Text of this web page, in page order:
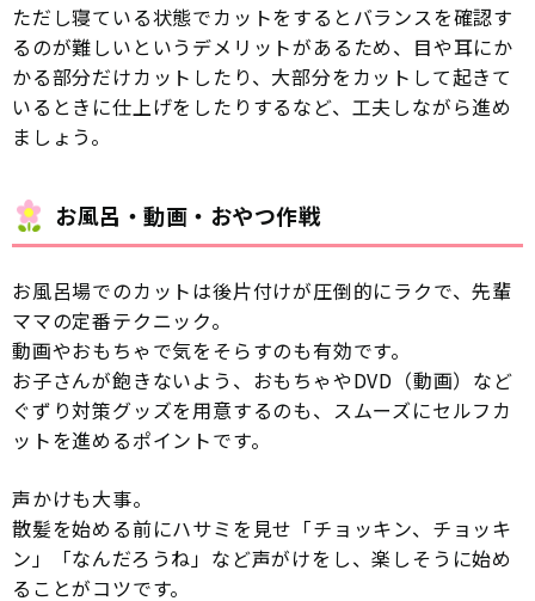
ただし寝ている状態でカットをするとバランスを確認す
るのが難しいというデメリットがあるため、目や耳にか
かる部分だけカットしたり、大部分をカットして起きて
いるときに仕上げをしたりするなど、工夫しながら進め
ましょう。
お風呂・動画・おやつ作戦
お風呂場でのカットは後片付けが圧倒的にラクで、先輩
ママの定番テクニック。
動画やおもちゃで気をそらすのも有効です。
お子さんが飽きないよう、おもちゃやDVD（動画）など
ぐずり対策グッズを用意するのも、スムーズにセルフカ
ットを進めるポイントです。
声かけも大事。
散髪を始める前にハサミを見せ「チョッキン、チョッキ
ン」「なんだろうね」など声がけをし、楽しそうに始め
ることがコツです。